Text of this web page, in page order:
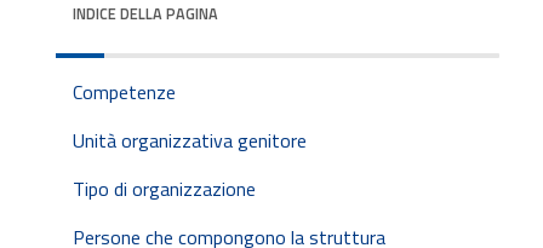
INDICE DELLA PAGINA
Competenze
Unità organizzativa genitore
Tipo di organizzazione
Persone che compongono la struttura